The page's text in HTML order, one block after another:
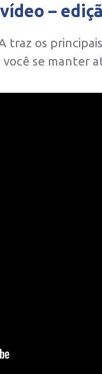
–
traz os
se manter